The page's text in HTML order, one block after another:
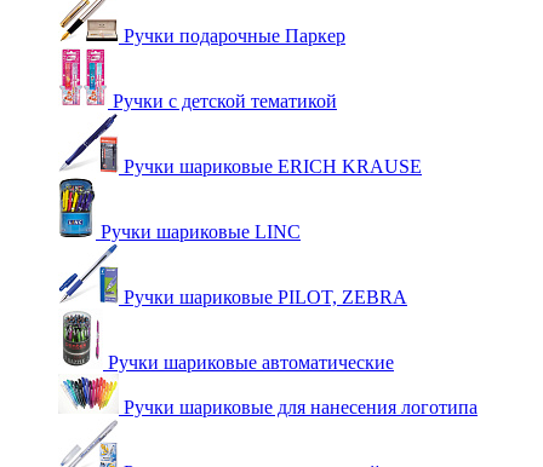
Ручки подарочные Паркер
Ручки с детской тематикой
Ручки шариковые ERICH KRAUSE
Ручки шариковые LINC
Ручки шариковые PILOT, ZEBRA
Ручки шариковые автоматические
Ручки шариковые для нанесения логотипа